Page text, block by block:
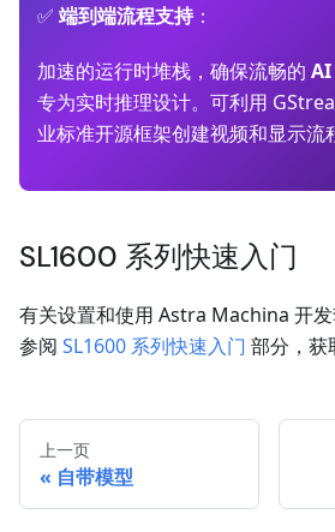
✅ 端到端流程支持：
加速的运行时堆栈，确保流畅的 AI
专为实时推理设计。可利用
业标准开源框架创建视频和显示流
SL1600 系列快速入门
有关设置和使用 Astra Machina 开
参阅 SL1600 系列快速入门 部分，获
上一页
自带模型